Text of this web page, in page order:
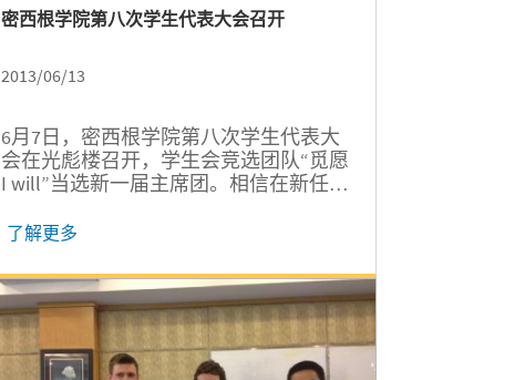
密西根学院第八次学生代表大会召开
2013/06/13
6月7日，密西根学院第八次学生代表大
会在光彪楼召开，学生会竞选团队“觅愿
I will”当选新一届主席团。相信在新任主
更大的学习和发展空间，在学院与学生
了解更多